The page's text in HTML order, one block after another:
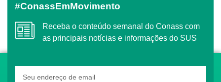
#ConassEmMovimento
Receba o conteúdo semanal do Conass com
as principais notícias e informações do SUS